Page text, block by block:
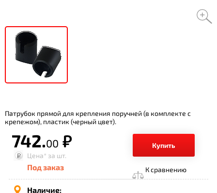
Патрубок прямой для крепления поручней (в комплекте с
крепежом), пластик (черный цвет).
742.00 р.
Купить
Цена* за шт.
Под заказ К сравнению
Наличие: